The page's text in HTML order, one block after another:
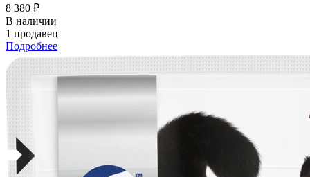
8 380 ₽
В наличии
1 продавец
Подробнее